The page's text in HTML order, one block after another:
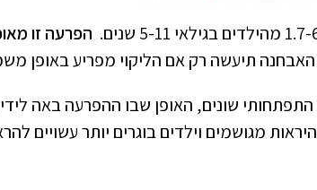
הפרעה זו
האבחנה תיעשה רק אם הליקוי מפריע באופן
שונים, האופן שבו ההפרעה באה לידי
מגושמים וילדים בוגרים יותר עשויים